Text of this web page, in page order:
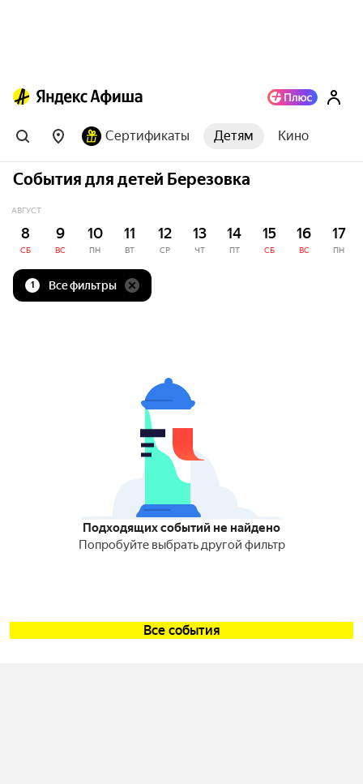
Сертификаты Детям Кино
События для детей Березовка
АВГУСТ
8
СБ
9
ВС
10
ПН
11
ВТ
12
СР
13
ЧТ
14
ПТ
15
СБ
16
ВС
17
ПН
1 Все фильтры
Подходящих событий не найдено
Попробуйте выбрать другой фильтр
Все события